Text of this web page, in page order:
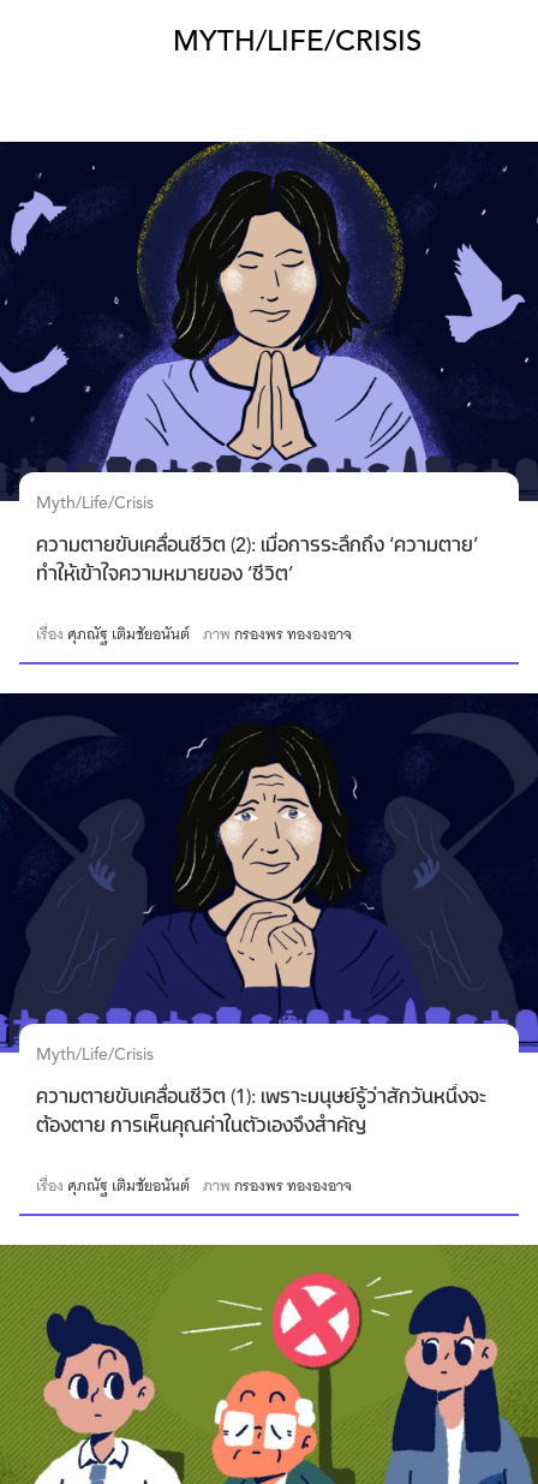
MYTH/LIFE/CRISIS
Myth/Life/Crisis
ความตายขับเคลื่อนชีวิต (2): เมื่อการระลึกถึง ‘ความตาย’
ทำให้เข้าใจความหมายของ ‘ชีวิต’
เรื่อง ศุภณัฐ เติมชัยอนันต์ ภาพกรองพร ทององอาจ
Myth/Life/Crisis
ความตายขับเคลื่อนชีวิต (1): เพราะมนุษย์รู้ว่าสักวันหนึ่งจะ
ต้องตาย การเห็นคุณค่าในตัวเองจึงสำคัญ
เรื่อง ศุภณัฐ เติมชัยอนันต์ ภาพกรองพร ทององอาจ